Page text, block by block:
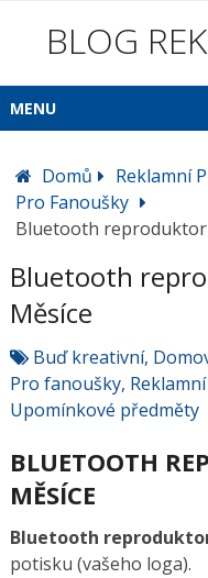
BLOG
MENU
Domů Reklamní
Pro Fanoušky
Bluetooth reproduktor
Bluetooth
Měsíce
Buď kreativní,
Pro fanoušky,
Upomínkové předměty
BLUETOOTH
MĚSÍCE
Bluetooth
potisku (vašeho loga).